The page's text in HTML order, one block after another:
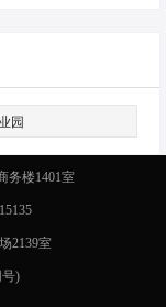
园
务楼1401室
2139室
号)